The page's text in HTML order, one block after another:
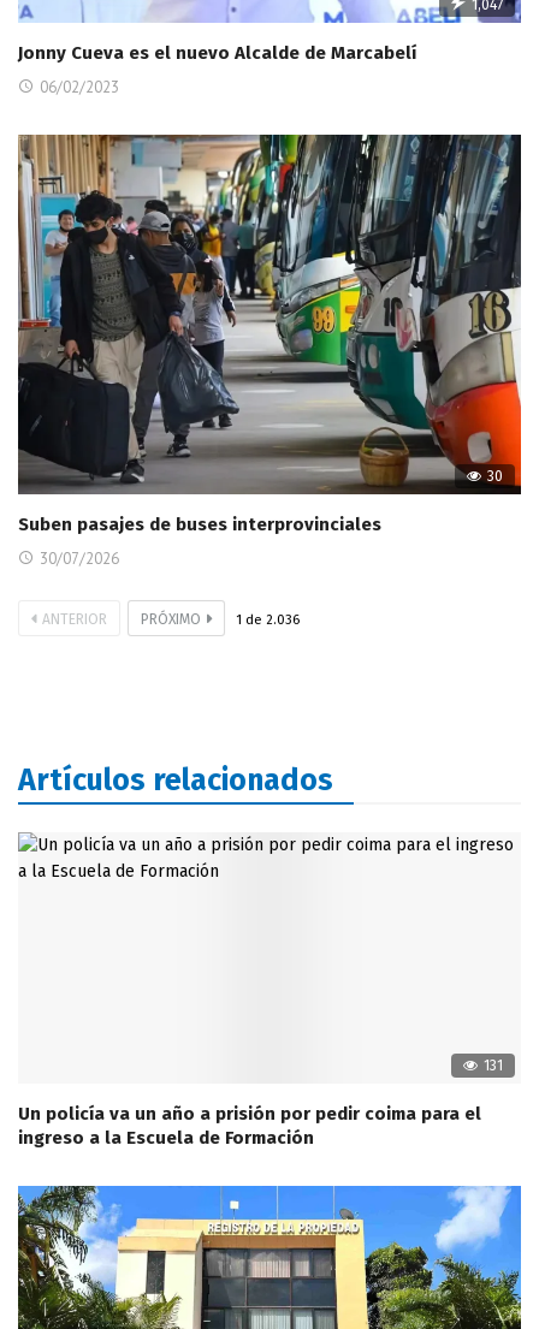
1,047
Jonny Cueva es el nuevo Alcalde de Marcabelí
06/02/2023
30
Suben pasajes de buses interprovinciales
30/07/2026
ANTERIOR PRÓXIMO 1 de 2.036
Artículos relacionados
131
Un policía va un año a prisión por pedir coima para el
ingreso a la Escuela de Formación